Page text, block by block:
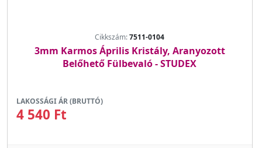
Cikkszám:7511-0104
3mm Karmos Április Kristály, Aranyozott
Belőhető Fülbevaló - STUDEX
LAKOSSÁGI ÁR (BRUTTÓ)
4 540 Ft